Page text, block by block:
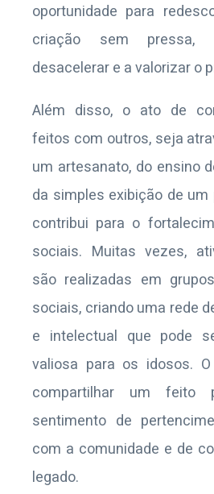
oportunidade para
criação sem
desacelerar e a valorizar o
Além disso, o ato de
feitos com outros, seja
um artesanato, do ensino
da simples exibição de
contribui para o
sociais. Muitas vezes,
são realizadas em
sociais, criando uma rede
e intelectual que pode
valiosa para os idosos.
compartilhar um feito
sentimento de
com a comunidade e de
legado.